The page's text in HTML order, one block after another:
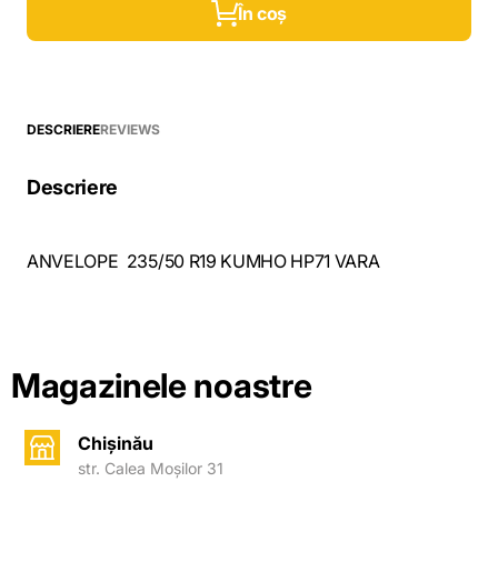
În coș
DESCRIEREREVIEWS
Descriere
ANVELOPE 235/50 R19 KUMHO HP71 VARA
Magazinele noastre
Chișinău
str. Calea Moșilor 31